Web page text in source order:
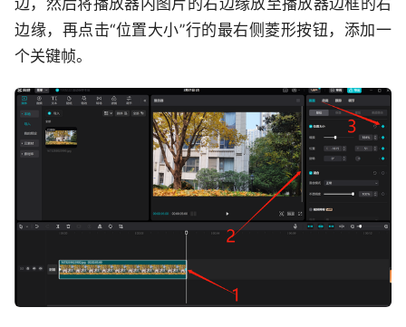
边，然后将播放器内图片的右边缘放至播放器边框的右
边缘，再点击“位置大小”行的最右侧菱形按钮，添加一
个关键帧。